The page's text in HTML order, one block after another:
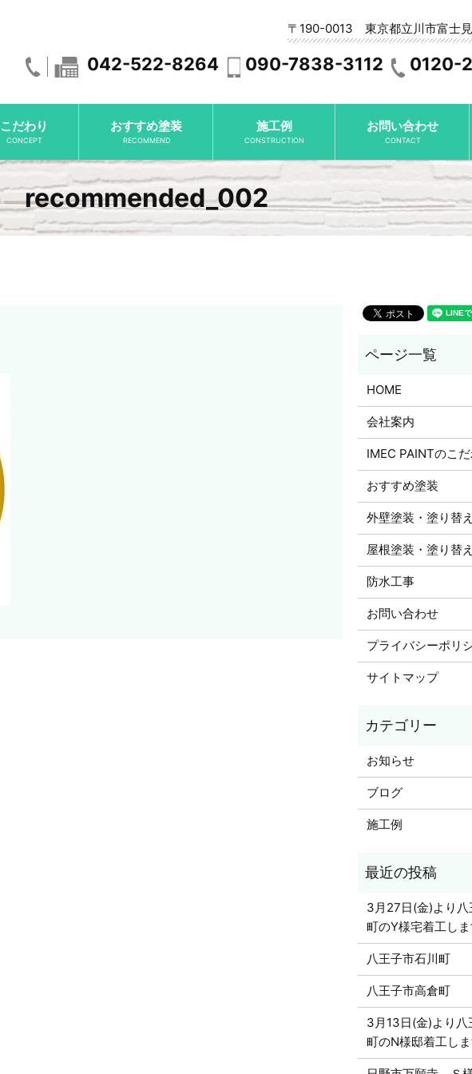
〒190-0013 東京都立川市富士
042-522-8264 090-7838-3112 0120-
こだわり
CONCEPT
おすすめ塗装
RECOMMEND
施工例
CONSTRUCTION
お問い合わせ
CONTACT
recommended_002
HOME
会社案内
IMEC PAINTのこだ
おすすめ塗装
外壁塗装・塗り替え
屋根塗装・塗り替え
防水工事
お問い合わせ
プライバシーポリ
サイトマップ
お知らせ
ブログ
施工例
3月27日(金)より八
町のY様宅着工しま
八王子市石川町
八王子市高倉町
3月13日(金)より八
町のN様邸着工しま